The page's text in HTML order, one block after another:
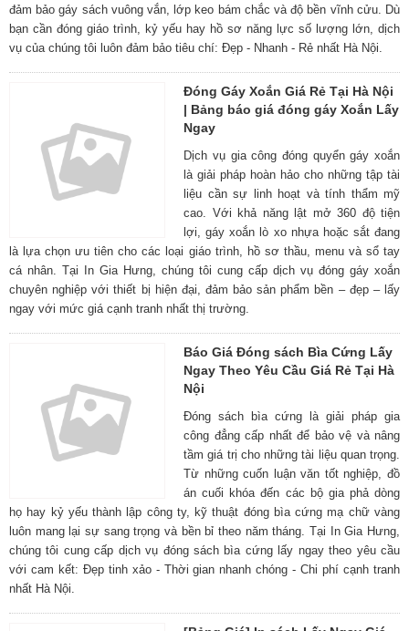
đảm bảo gáy sách vuông vắn, lớp keo bám chắc và độ bền vĩnh cửu. Dù
bạn cần đóng giáo trình, kỷ yếu hay hồ sơ năng lực số lượng lớn, dịch
vụ của chúng tôi luôn đảm bảo tiêu chí: Đẹp - Nhanh - Rẻ nhất Hà Nội.
Đóng Gáy Xoắn Giá Rẻ Tại Hà Nội
| Bảng báo giá đóng gáy Xoắn Lấy
Ngay
Dịch vụ gia công đóng quyển gáy xoắn
là giải pháp hoàn hảo cho những tập tài
liệu cần sự linh hoạt và tính thẩm mỹ
cao. Với khả năng lật mở 360 độ tiện
lợi, gáy xoắn lò xo nhựa hoặc sắt đang
là lựa chọn ưu tiên cho các loại giáo trình, hồ sơ thầu, menu và sổ tay
cá nhân. Tại In Gia Hưng, chúng tôi cung cấp dịch vụ đóng gáy xoắn
chuyên nghiệp với thiết bị hiện đại, đảm bảo sản phẩm bền – đẹp – lấy
ngay với mức giá cạnh tranh nhất thị trường.
Báo Giá Đóng sách Bìa Cứng Lấy
Ngay Theo Yêu Cầu Giá Rẻ Tại Hà
Nội
Đóng sách bìa cứng là giải pháp gia
công đẳng cấp nhất để bảo vệ và nâng
tầm giá trị cho những tài liệu quan trọng.
Từ những cuốn luận văn tốt nghiệp, đồ
án cuối khóa đến các bộ gia phả dòng
họ hay kỷ yếu thành lập công ty, kỹ thuật đóng bìa cứng mạ chữ vàng
luôn mang lại sự sang trọng và bền bỉ theo năm tháng. Tại In Gia Hưng,
chúng tôi cung cấp dịch vụ đóng sách bìa cứng lấy ngay theo yêu cầu
với cam kết: Đẹp tinh xảo - Thời gian nhanh chóng - Chi phí cạnh tranh
nhất Hà Nội.